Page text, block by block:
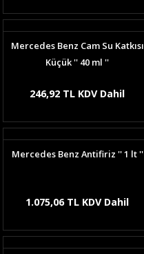
Mercedes Benz Cam Su Katkısı
Küçük '' 40 ml ''
246,92 TL KDV Dahil
Mercedes Benz Antifiriz '' 1 lt ''
1.075,06 TL KDV Dahil